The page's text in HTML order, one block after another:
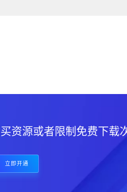
资源或者限制免费下载
立即开通